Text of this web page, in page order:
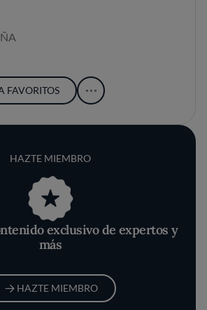
FAVORITOS
HAZTE MIEMBRO
exclusivo de expertos y
más
HAZTE MIEMBRO